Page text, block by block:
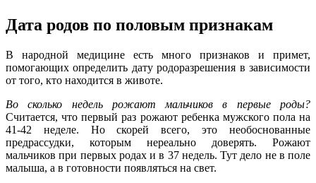
Дата родов по половым признакам
В народной медицине есть много признаков и примет,
помогающих определить дату родоразрешения в зависимости
от того, кто находится в животе.
Во сколько недель рожают мальчиков в первые роды?
Считается, что первый раз рожают ребенка мужского пола на
41-42 неделе. Но скорей всего, это необоснованные
предрассудки, которым нереально доверять. Рожают
мальчиков при первых родах и в 37 недель. Тут дело не в поле
малыша, а в готовности появляться на свет.